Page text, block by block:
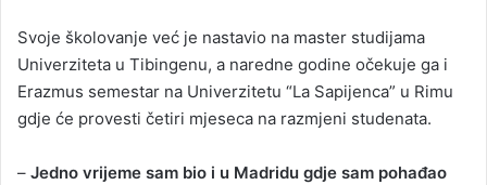
Svoje školovanje već je nastavio na master studijama
Univerziteta u Tibingenu, a naredne godine očekuje ga i
Erazmus semestar na Univerzitetu “La Sapijenca” u Rimu
gdje će provesti četiri mjeseca na razmjeni studenata.
– Jedno vrijeme sam bio i u Madridu gdje sam pohađao